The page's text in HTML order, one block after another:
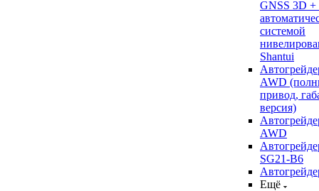
GNSS 3D +
системой
Shantui
AWD
привод,
версия)
AWD
SG21-B6
Ещё